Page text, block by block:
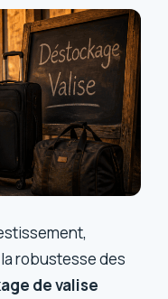
robustesse des
de valise